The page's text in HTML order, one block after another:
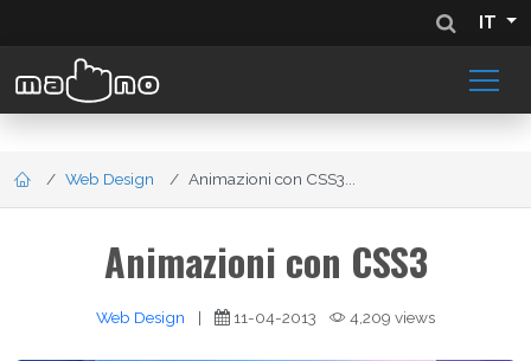
IT
Web Design Animazioni con CSS3...
Animazioni con CSS3
Web Design | 11-04-2013 4,209 views